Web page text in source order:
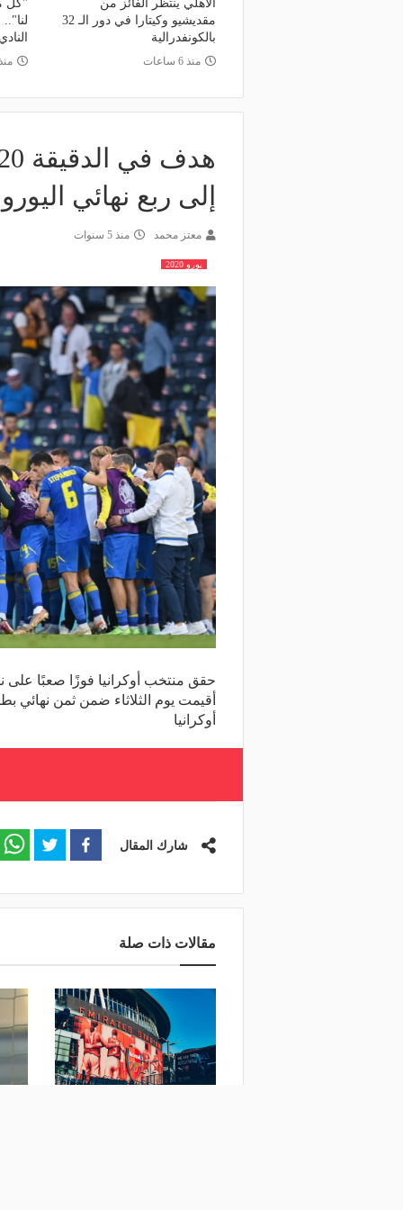
الأهلي ينتظر الفائز من
مقديشيو وكيتارا في دور الـ 32
بالكونفدرالية
منذ 6 ساعات
"كل
إلى ربع نهائي
معتز محمد منذ 5 سنوات
يورو 2020
حقق منتخب أوكرانيا فوزًا صعبًا على
أوكرانيا
شارك المقال
مقالات ذات صلة